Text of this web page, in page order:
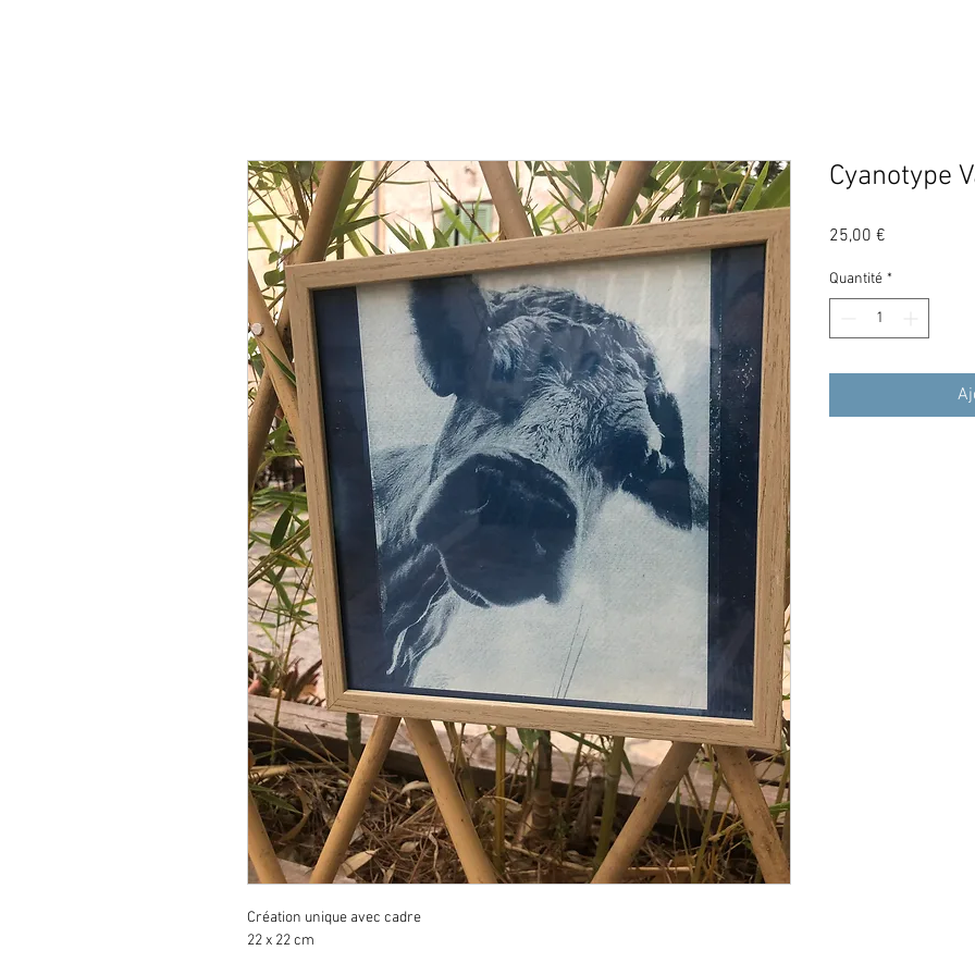
Création unique avec cadre
22 x 22 cm
Cyanotype
25,00 €
Quantité *